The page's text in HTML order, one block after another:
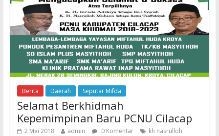
Berita Daerah Seputar Mifda
Selamat Berkhidmah
Kepemimpinan Baru PCNU Cilacap
2 Mei 2018 admin 0 Komentar
kh nasrulloh